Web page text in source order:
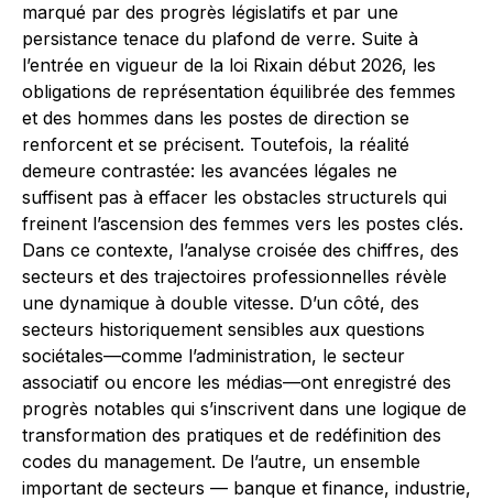
marqué par des progrès législatifs et par une
persistance tenace du plafond de verre. Suite à
l’entrée en vigueur de la loi Rixain début 2026, les
obligations de représentation équilibrée des femmes
et des hommes dans les postes de direction se
renforcent et se précisent. Toutefois, la réalité
demeure contrastée: les avancées légales ne
suffisent pas à effacer les obstacles structurels qui
freinent l’ascension des femmes vers les postes clés.
Dans ce contexte, l’analyse croisée des chiffres, des
secteurs et des trajectoires professionnelles révèle
une dynamique à double vitesse. D’un côté, des
secteurs historique­ment sensibles aux questions
sociétales—comme l’administration, le secteur
associatif ou encore les médias—ont enregistré des
progrès notables qui s’inscrivent dans une logique de
transformation des pratiques et de redéfinition des
codes du management. De l’autre, un ensemble
important de secteurs — banque et finance, industrie,